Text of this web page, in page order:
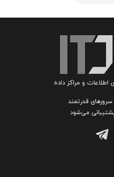
و مراکز داده
قدرتمند
می‌شود